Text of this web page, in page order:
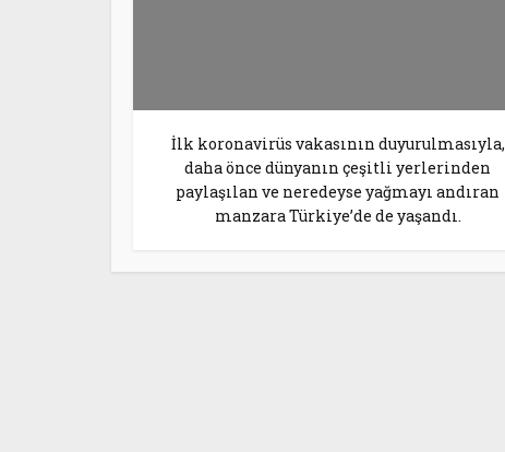
İlk koronavirüs vakasının duyurulmasıyla,
daha önce dünyanın çeşitli yerlerinden
paylaşılan ve neredeyse yağmayı andıran
manzara Türkiye’de de yaşandı.